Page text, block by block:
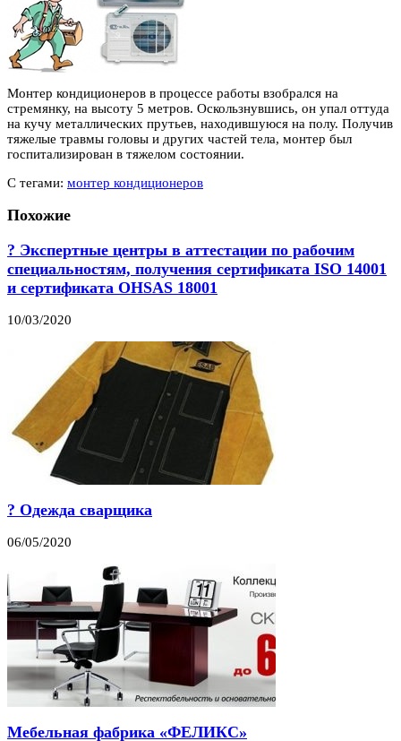
Монтер кондиционеров в процессе работы взобрался на
стремянку, на высоту 5 метров. Оскользнувшись, он упал оттуда
на кучу металлических прутьев, находившуюся на полу. Получив
тяжелые травмы головы и других частей тела, монтер был
госпитализирован в тяжелом состоянии.
С тегами: монтер кондиционеров
Похожие
? Экспертные центры в аттестации по рабочим
специальностям, получения сертификата ISO 14001
и сертификата OHSAS 18001
10/03/2020
? Одежда сварщика
06/05/2020
Мебельная фабрика «ФЕЛИКС»